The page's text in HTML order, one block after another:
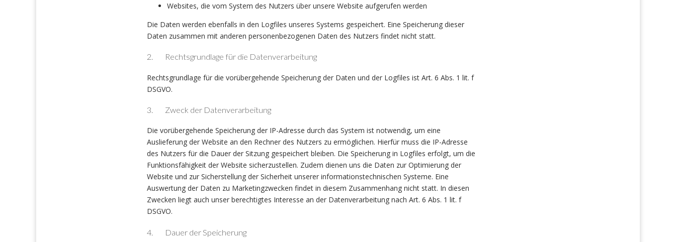
Websites, die vom System des Nutzers über unsere Website aufgerufen werden
Die Daten werden ebenfalls in den Logfiles unseres Systems gespeichert. Eine Speicherung dieser
Daten zusammen mit anderen personenbezogenen Daten des Nutzers findet nicht statt.
2. Rechtsgrundlage für die Datenverarbeitung
Rechtsgrundlage für die vorübergehende Speicherung der Daten und der Logfiles ist Art. 6 Abs. 1 lit. f
DSGVO.
3. Zweck der Datenverarbeitung
Die vorübergehende Speicherung der IP-Adresse durch das System ist notwendig, um eine
Auslieferung der Website an den Rechner des Nutzers zu ermöglichen. Hierfür muss die IP-Adresse
des Nutzers für die Dauer der Sitzung gespeichert bleiben. Die Speicherung in Logfiles erfolgt, um die
Funktionsfähigkeit der Website sicherzustellen. Zudem dienen uns die Daten zur Optimierung der
Website und zur Sicherstellung der Sicherheit unserer informationstechnischen Systeme. Eine
Auswertung der Daten zu Marketingzwecken findet in diesem Zusammenhang nicht statt. In diesen
Zwecken liegt auch unser berechtigtes Interesse an der Datenverarbeitung nach Art. 6 Abs. 1 lit. f
DSGVO.
4. Dauer der Speicherung